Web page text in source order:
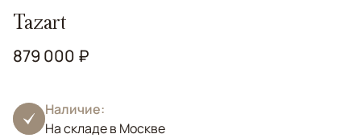
Tazart
879 000 ₽
Наличие:
На складе в Москве